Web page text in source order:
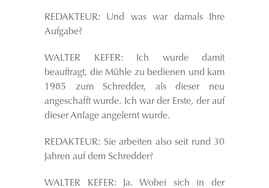
REDAKTEUR: Und was war damals Ihre
Aufgabe?
WALTER KEFER: Ich wurde damit
beauftragt, die Mühle zu bedienen und kam
1985 zum Schredder, als dieser neu
angeschafft wurde. Ich war der Erste, der auf
dieser Anlage angelernt wurde.
REDAKTEUR: Sie arbeiten also seit rund 30
Jahren auf dem Schredder?
WALTER KEFER: Ja. Wobei sich in der